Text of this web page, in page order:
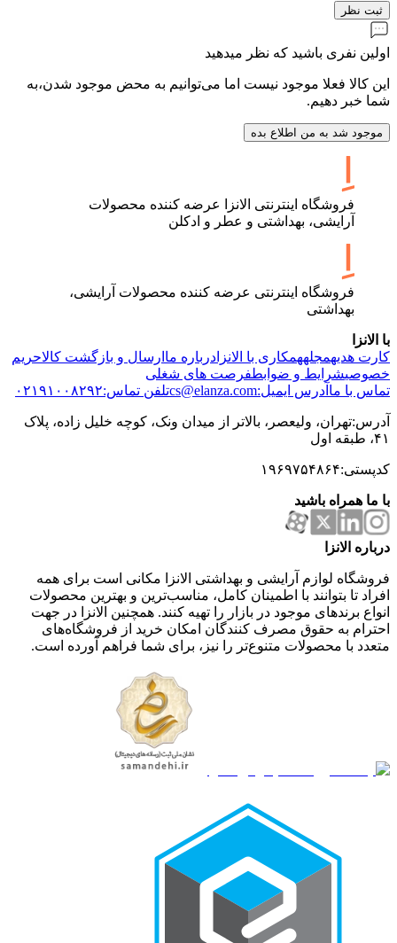
ثبت نظر
اولین نفری باشید که نظر میدهید
این کالا فعلا موجود نیست اما می‌توانیم به محض موجود شدن،به
شما خبر دهیم.
موجود شد به من اطلاع بده
فروشگاه اینترنتی الانزا عرضه کننده محصولات
آرایشی، بهداشتی و عطر و ادکلن
فروشگاه اینترنتی عرضه کننده محصولات آرایشی،
بهداشتی
با الانزا
کارت هدیهمجلههمکاری با الانزا درباره ما ارسال و بازگشت کالاحریم
خصوصیشرایط و ضوابطفرصت های شغلی
تماس با ما آدرس ایمیل:cs@elanza.com تلفن تماس:۰۲۱۹۱۰۰۸۲۹۲
آدرس:تهران، ولیعصر، بالاتر از میدان ونک، کوچه خلیل زاده، پلاک
۴۱، طبقه اول
کدپستی:۱۹۶۹۷۵۴۸۶۴
با ما همراه باشید
درباره الانزا
فروشگاه لوازم آرایشی و بهداشتی الانزا مکانی است برای همه
افراد تا بتوانند با اطمینان کامل، مناسب‌ترین و بهترین محصولات
انواع برندهای موجود در بازار را تهیه کنند. همچنین الانزا در جهت
احترام به حقوق مصرف کنندگان امکان خرید از فروشگاه‌های
متعدد با محصولات متنوع‌تر را نیز، برای شما فراهم آورده است.